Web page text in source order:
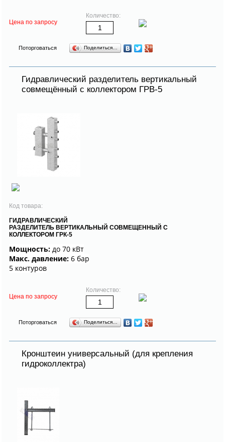
Цена по запросу
Количество:
Поторговаться Поделиться…
Гидравлический разделитель вертикальный
совмещённый с коллектором ГРВ-5
Код товара:
ГИДРАВЛИЧЕСКИЙ
РАЗДЕЛИТЕЛЬ ВЕРТИКАЛЬНЫЙ СОВМЕЩЕННЫЙ С
КОЛЛЕКТОРОМ ГРК-5
Мощность: до 70 кВт
Макс. давление: 6 бар
5 контуров
Цена по запросу
Количество:
Поторговаться Поделиться…
Кронштеин универсальный (для крепления
гидроколлектра)